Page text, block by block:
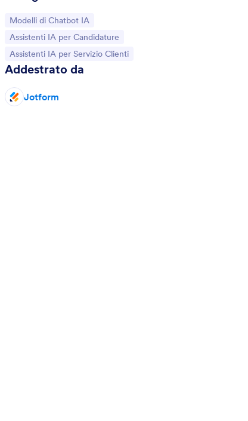
Vai alla Categoria:
Modelli di Chatbot IA
Vai alla Categoria:
Assistenti IA per Candidature
Vai alla Categoria:
Assistenti IA per Servizio Clienti
Addestrato da
Jotform